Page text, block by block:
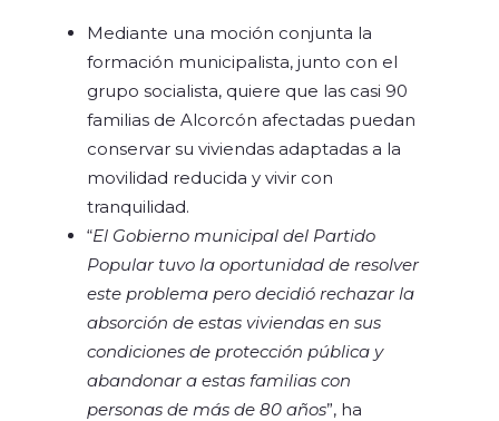
Mediante una moción conjunta la
formación municipalista, junto con el
grupo socialista, quiere que las casi 90
familias de Alcorcón afectadas puedan
conservar su viviendas adaptadas a la
movilidad reducida y vivir con
tranquilidad.
“El Gobierno municipal del Partido
Popular tuvo la oportunidad de resolver
este problema pero decidió rechazar la
absorción de estas viviendas en sus
condiciones de protección pública y
abandonar a estas familias con
personas de más de 80 años”, ha